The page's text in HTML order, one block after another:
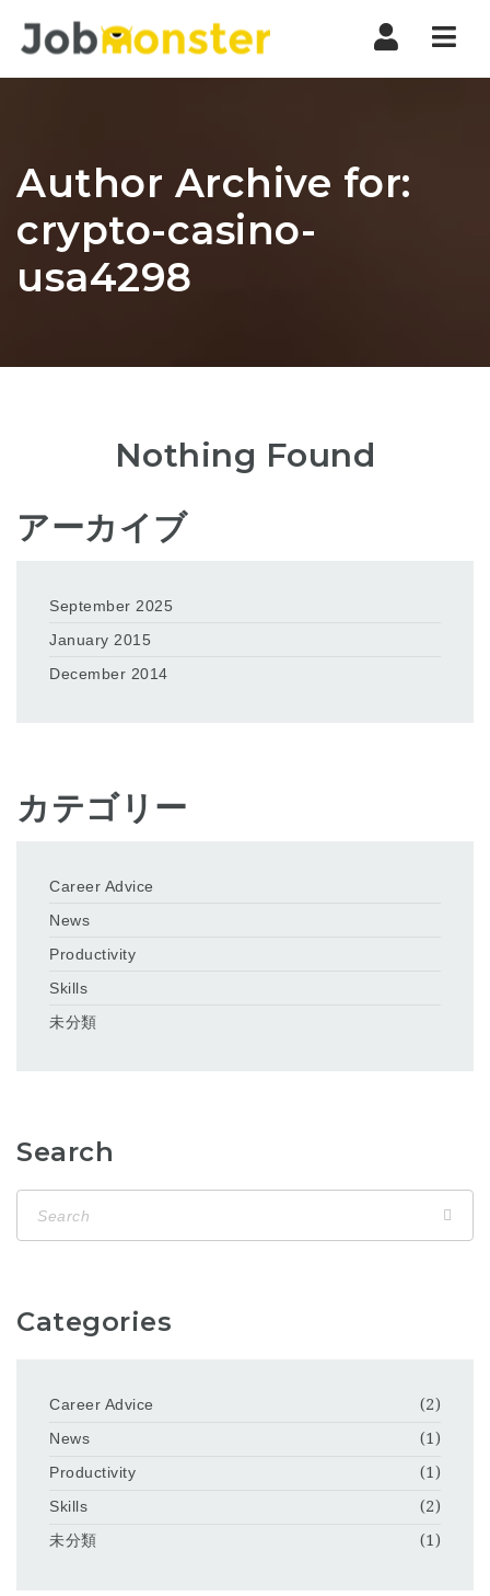
Author Archive for:
crypto-casino-
usa4298
Nothing Found
アーカイブ
September 2025
January 2015
December 2014
カテゴリー
Career Advice
News
Productivity
Skills
未分類
Search
Categories
Career Advice
(2)
News
(1)
Productivity
(1)
Skills
(2)
未分類
(1)